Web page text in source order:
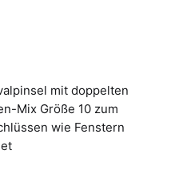
mit doppelten
Mix Größe 10 zum
wie Fenstern